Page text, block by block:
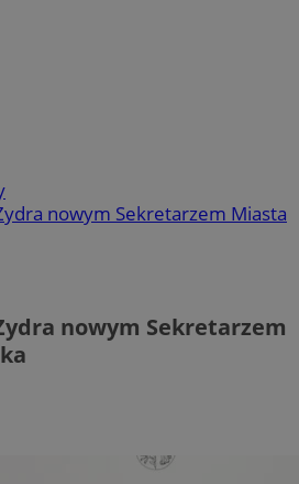
nowym Sekretarzem Miasta
nowym Sekretarzem